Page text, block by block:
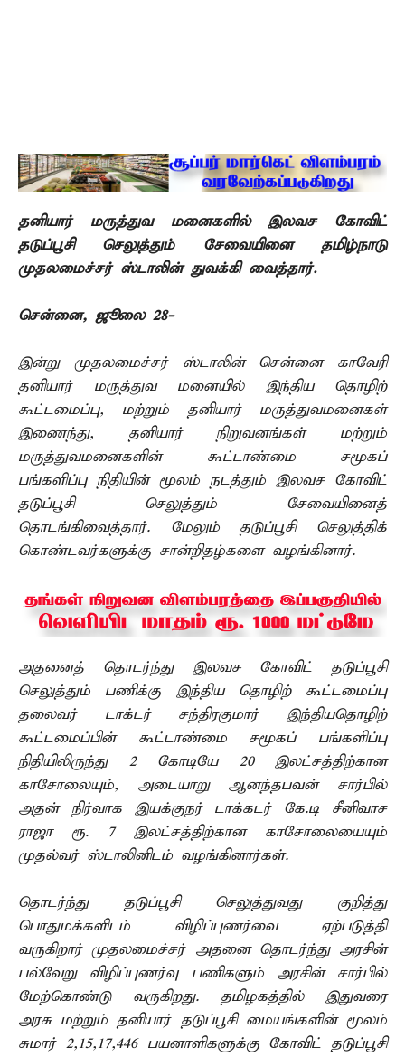
தனியார் மருத்துவ மனைகளில் இலவச கோவிட்
தடுப்பூசி செலுத்தும் சேவையினை தமிழ்நாடு
முதலமைச்சர் ஸ்டாலின் துவக்கி வைத்தார்.
சென்னை, ஜூலை 28-
இன்று முதலமைச்சர் ஸ்டாலின் சென்னை காவேரி
தனியார் மருத்துவ மனையில் இந்திய தொழிற்
கூட்டமைப்பு, மற்றும் தனியார் மருத்துவமனைகள்
இணைந்து, தனியார் நிறுவனங்கள் மற்றும்
மருத்துவமனைகளின் கூட்டாண்மை சமூகப்
பங்களிப்பு நிதியின் மூலம் நடத்தும் இலவச கோவிட்
தடுப்பூசி செலுத்தும் சேவையினைத்
தொடங்கிவைத்தார். மேலும் தடுப்பூசி செலுத்திக்
கொண்டவர்களுக்கு சான்றிதழ்களை வழங்கினார்.
அதனைத் தொடர்ந்து இலவச கோவிட் தடுப்பூசி
செலுத்தும் பணிக்கு இந்திய தொழிற் கூட்டமைப்பு
தலைவர் டாக்டர் சந்திரகுமார் இந்தியதொழிற்
கூட்டமைப்பின் கூட்டாண்மை சமூகப் பங்களிப்பு
நிதியிலிருந்து 2 கோடியே 20 இலட்சத்திற்கான
காசோலையும், அடையாறு ஆனந்தபவன் சார்பில்
அதன் நிர்வாக இயக்குநர் டாக்கடர் கே.டி சீனிவாச
ராஜா ரூ. 7 இலட்சத்திற்கான காசோலையையும்
முதல்வர் ஸ்டாலினிடம் வழங்கினார்கள்.
தொடர்ந்து தடுப்பூசி செலுத்துவது குறித்து
பொதுமக்களிடம் விழிப்புணர்வை ஏற்படுத்தி
வருகிறார் முதலமைச்சர் அதனை தொடர்ந்து அரசின்
பல்வேறு விழிப்புணர்வு பணிகளும் அரசின் சார்பில்
மேற்கொண்டு வருகிறது. தமிழகத்தில் இதுவரை
அரசு மற்றும் தனியார் தடுப்பூசி மையங்களின் மூலம்
சுமார் 2,15,17,446 பயனாளிகளுக்கு கோவிட் தடுப்பூசி